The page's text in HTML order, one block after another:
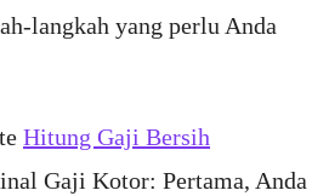
langkah yang perlu Anda
Hitung Gaji Bersih
Gaji Kotor: Pertama, Anda